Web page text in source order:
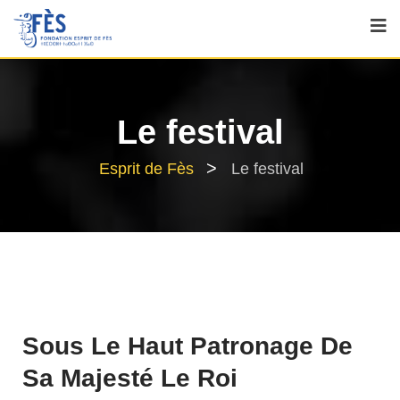
Le festival
Esprit de Fès > Le festival
Sous Le Haut Patronage De
Sa Majesté Le Roi